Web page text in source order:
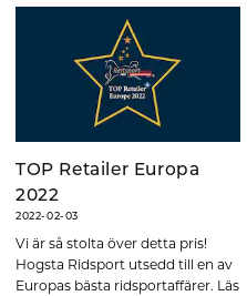
TOP Retailer Europa
2022
2022-02-03
Vi är så stolta över detta pris!
Hogsta Ridsport utsedd till en av
Europas bästa ridsportaffärer. Läs